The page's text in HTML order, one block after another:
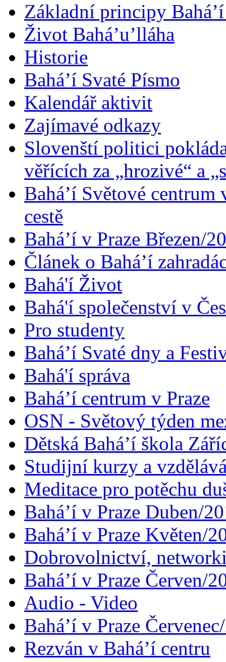
Základní principy
Život Bahá’u’lláha
Historie
Bahá’í Svaté Písmo
Kalendář aktivit
Zajímavé odkazy
Slovenští politici
věřících za „hrozivé“ a
Bahá’í Světové
cestě
Bahá’í v Praze Březen/
Článek o Bahá’í
Bahá'í Život
Bahá'í společenství v
Pro studenty
Bahá’í Svaté dny a
Bahá'í správa
Bahá’í centrum v Praze
OSN - Světový týden
Dětská Bahá’í škola
Studijní kurzy a
Meditace pro potěchu
Bahá’í v Praze Duben/
Bahá’í v Praze Květen/
Dobrovolnictví,
Bahá’í v Praze Červen/
Audio - Video
Bahá’í v Praze
Rezván v Bahá’í centru